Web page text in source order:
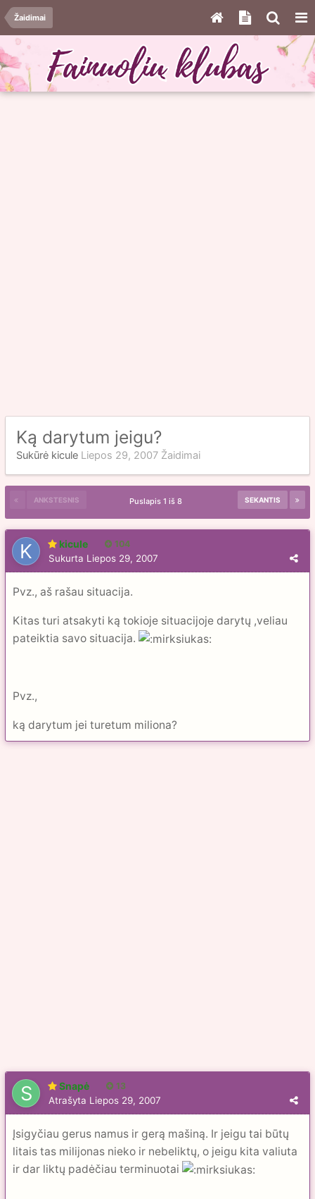
Žaidimai
Ką darytum jeigu?
Sukūrė kicule Liepos 29, 2007 Žaidimai
ANKSTESNIS SEKANTIS
Puslapis 1 iš 8
kicule 104
Sukurta Liepos 29, 2007
Pvz., aš rašau situacija.
Kitas turi atsakyti ką tokioje situacijoje darytų ,veliau
pateiktia savo situacija.
Pvz.,
ką darytum jei turetum miliona?
Snapė 13
Atrašyta Liepos 29, 2007
Įsigyčiau gerus namus ir gerą mašiną. Ir jeigu tai būtų
litais tas milijonas nieko ir nebeliktų, o jeigu kita valiuta
ir dar liktų padėčiau terminuotai